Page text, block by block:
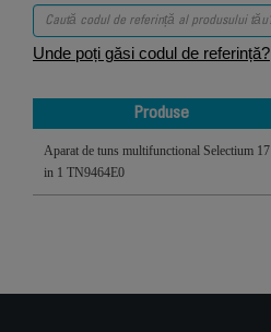
Unde poți găsi codul de referință?
Produse
Aparat de tuns multifunctional Selectium 17
in 1 TN9464E0